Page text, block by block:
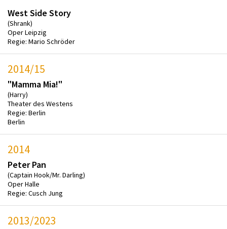
West Side Story
(Shrank)
Oper Leipzig
Regie: Mario Schröder
2014/15
"Mamma Mia!"
(Harry)
Theater des Westens
Regie: Berlin
Berlin
2014
Peter Pan
(Captain Hook/Mr. Darling)
Oper Halle
Regie: Cusch Jung
2013/2023